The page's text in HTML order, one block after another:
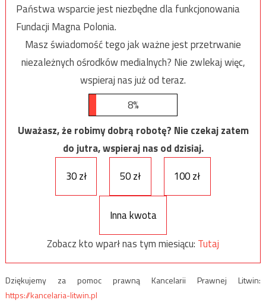
Państwa wsparcie jest niezbędne dla funkcjonowania
Fundacji Magna Polonia.
Masz świadomość tego jak ważne jest przetrwanie
niezależnych ośrodków medialnych? Nie zwlekaj więc,
wspieraj nas już od teraz.
8%
Uważasz, że robimy dobrą robotę? Nie czekaj zatem
do jutra, wspieraj nas od dzisiaj.
30 zł
50 zł 100 zł
Inna kwota
Zobacz kto wparł nas tym miesiącu: Tutaj
Dziękujemy za pomoc prawną Kancelarii Prawnej Litwin:
https://kancelaria-litwin.pl